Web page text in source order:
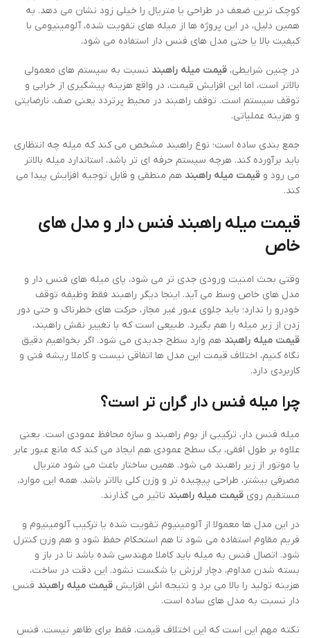
کوچک ترین ضعف در طراحی یا متریال را خیلی زود نشان می دهد. به
همین دلیل، در این پروژه ها از میله های تقویت شده، آلومینیومی با
کیفیت بالا یا حتی مدل های فنس دار استفاده می شود.
در چنین شرایطی، قیمت میله راهبند نسبت به سیستم های معمولی
بالاتر است، اما این افزایش قیمت، در واقع هزینه پیشگیری از خرابی و
توقف سیستم است. توقف راهبند در محیط پرتردد یعنی صف، نارضایتی
و هزینه عملیاتی.
جمع بندی ساده است؛ نوع راهبند مشخص می کند که میله چه انتظاری
باید برآورده کند. هرچه سیستم حرفه ای تر باشد، استاندارد میله بالاتر
می رود و قیمت میله راهبند هم منطقی و قابل توجیه افزایش پیدا می
کند.
قیمت میله راهبند فنس دار و مدل های
خاص
وقتی بحث امنیت ورودی جدی تر می شود، پای میله های فنس دار و
مدل های خاص وسط می آید. اینجا دیگر راهبند فقط وظیفه توقف
خودرو را ندارد؛ باید جلوی عبور غیر مجاز، حرکت های خطرناک و حتی دور
زدن از زیر میله را هم بگیرد. طبیعی است که با تغییر نقش راهبند،
قیمت میله راهبند هم وارد سطح جدیدی می شود. اگر بخواهیم دقیق
نگاه کنیم، اختلاف قیمت این مدل ها اتفاقی نیست و کاملا ریشه فنی و
کاربردی دارد.
چرا میله فنس دار گران تر است؟
میله فنس دار، ترکیبی از بوم راهبند و سازه محافظ عمودی است. یعنی
علاوه بر طول افقی، یک سطح عمودی هم ایجاد می کند که مانع عبور عابر
یا موتور از زیر راهبند می شود. همین ساختار باعث می شود متریال
مصرفی بیشتر، طراحی پیچیده تر و وزن کلی بالاتر باشد. همه این موارد،
مستقیم روی قیمت میله راهبند تاثیر می گذارند.
در این مدل ها معمولا از آلومینیوم تقویت شده یا ترکیب آلومینیوم و
فریم مقاوم استفاده می شود تا هم استحکام حفظ شود و هم وزن کنترل
شود. اتصال فنس به میله باید کاملا مهندسی شده باشد تا در باز و
بسته شدن مداوم، دچار لرزش یا شکست نشود. این دقت در ساخت،
هزینه تولید را بالا می برد و نتیجه اش افزایش قیمت میله راهبند فنس
دار نسبت به مدل های ساده است.
نکته مهم این است که این اختلاف قیمت، فقط برای ظاهر نیست. فنس